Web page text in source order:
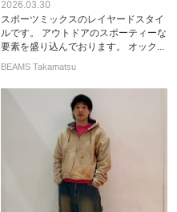
2026.03.30
スポーツミックスのレイヤードスタイ
ルです。 アウトドアのスポーティーな
要素を盛り込んでおります。 オック...
BEAMS Takamatsu